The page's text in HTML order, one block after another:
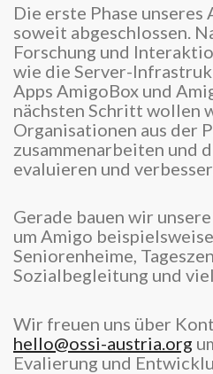
Die erste Phase
soweit abgeschlossen.
Forschung und
wie die Server-
Apps AmigoBox und
nächsten Schritt wollen
Organisationen aus der
zusammenarbeiten und
evaluieren und
Gerade bauen wir
um Amigo
Seniorenheime,
Sozialbegleitung und
Wir freuen uns über
hello@ossi-austria.org
Evalierung und